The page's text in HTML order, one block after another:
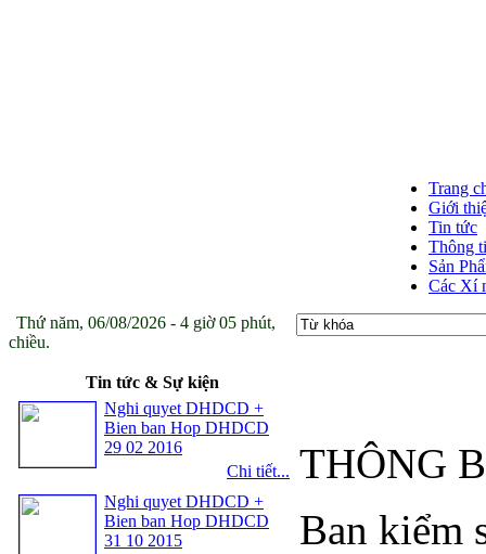
Trang
Giới
Tin tức
Thông
Sản
Các Xí
Thứ năm, 06/08/2026 - 4 giờ 05 phút,
chiều.
Tin tức & Sự kiện
Nghi quyet DHDCD +
Bien ban Hop DHDCD
29 02 2016
Chi tiết...
Nghi quyet DHDCD +
Bien ban Hop DHDCD
31 10 2015
THÔNG
Ban kiểm